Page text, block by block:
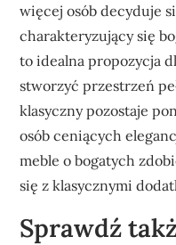
więcej osób decyduje
charakteryzujący się
to idealna propozycja
stworzyć przestrzeń
klasyczny pozostaje
osób ceniących
meble o bogatych
się z klasycznymi
Sprawdź